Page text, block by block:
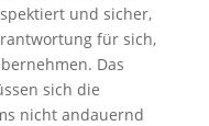
und sicher,
für sich,
Das
sich die
nicht andauernd